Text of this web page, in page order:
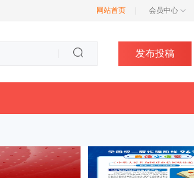
网站首页 会员中心
发布投稿